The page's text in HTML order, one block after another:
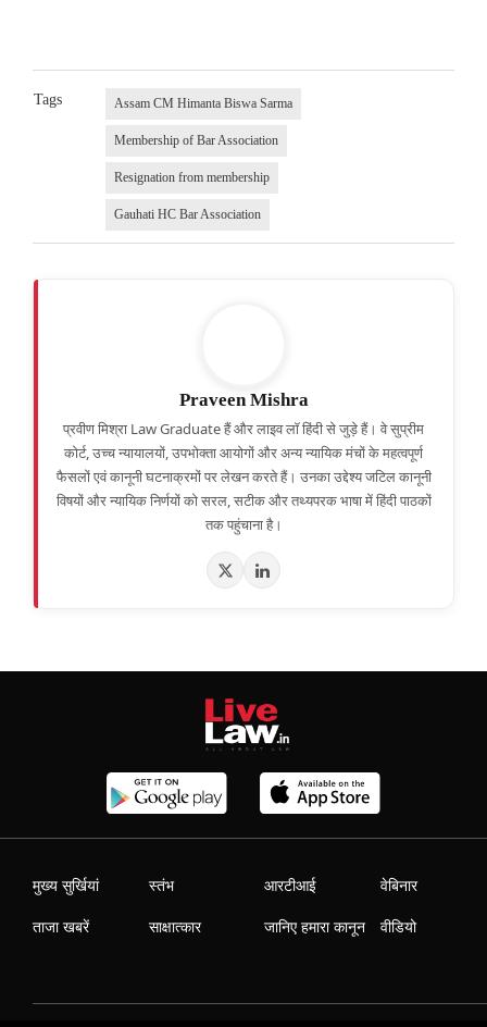
Tags Assam CM Himanta Biswa Sarma
Membership of Bar Association
Resignation from membership
Gauhati HC Bar Association
Praveen Mishra
प्रवीण मिश्रा Law Graduate हैं और लाइव लॉ हिंदी से जुड़े हैं। वे सुप्रीम
कोर्ट, उच्च न्यायालयों, उपभोक्ता आयोगों और अन्य न्यायिक मंचों के महत्वपूर्ण
फैसलों एवं कानूनी घटनाक्रमों पर लेखन करते हैं। उनका उद्देश्य जटिल कानूनी
विषयों और न्यायिक निर्णयों को सरल, सटीक और तथ्यपरक भाषा में हिंदी पाठकों
तक पहुंचाना है।
मुख्य सुर्खियां
ताजा खबरें
स्तंभ
साक्षात्कार
आरटीआई
जानिए हमारा कानून
वेबिनार
वीडियो